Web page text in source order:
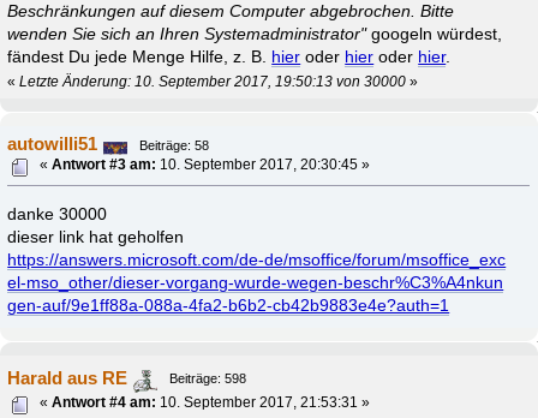
Beschränkungen auf diesem Computer abgebrochen. Bitte
wenden Sie sich an Ihren Systemadministrator"googeln würdest,
fändest Du jede Menge Hilfe, z. B.
hier oder hier oder hier.
«Letzte Änderung: 10. September 2017, 19:50:13 von 30000 »
autowilli51
Beiträge: 58
«Antwort #3 am: 10. September 2017, 20:30:45 »
danke 30000
dieser link hat geholfen
https://answers.microsoft.com/de-de/msoffice/forum/msoffice_exc
el-mso_other/dieser-vorgang-wurde-wegen-beschr%C3%A4nkun
gen-auf/9e1ff88a-088a-4fa2-b6b2-cb42b9883e4e?auth=1
Harald aus RE
Beiträge: 598
«Antwort #4 am: 10. September 2017, 21:53:31 »